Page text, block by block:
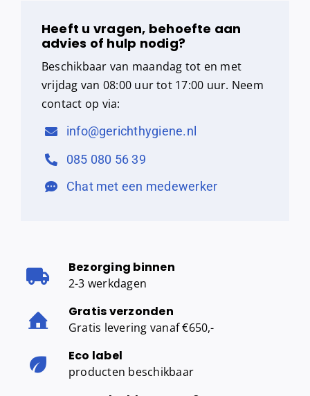
Heeft u vragen, behoefte aan
advies of hulp nodig?
Beschikbaar van maandag tot en met
vrijdag van 08:00 uur tot 17:00 uur. Neem
contact op via:
info@gerichthygiene.nl
085 080 56 39
Chat met een medewerker
Bezorging binnen
2-3 werkdagen
Gratis verzonden
Gratis levering vanaf €650,-
Eco label
producten beschikbaar